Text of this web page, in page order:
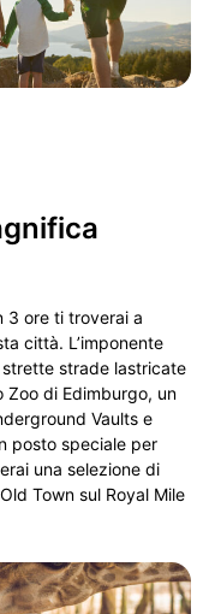
3 ore ti troverai a
città. L’imponente
strade lastricate
Zoo di Edimburgo, un
Vaults e
posto speciale per
una selezione di
Town sul Royal Mile